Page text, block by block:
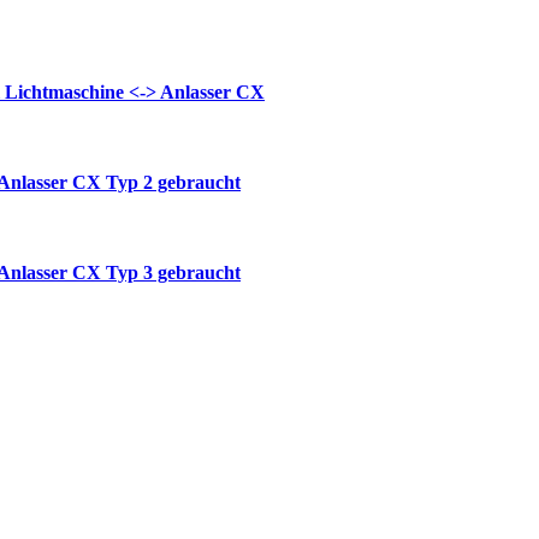
<-> Anlasser CX
CX Typ 2 gebraucht
CX Typ 3 gebraucht